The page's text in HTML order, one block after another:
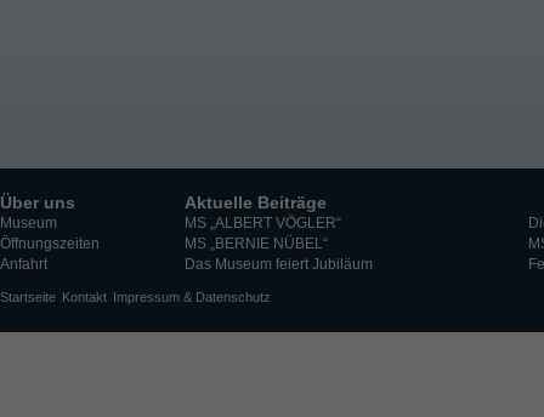
Über uns
Museum
Öffnungszeiten
Anfahrt
Aktuelle Beiträge
MS „ALBERT VÖGLER“
MS „BERNIE NÜBEL“
Das Museum feiert Jubiläum
Startseite Kontakt Impressum & Datenschutz